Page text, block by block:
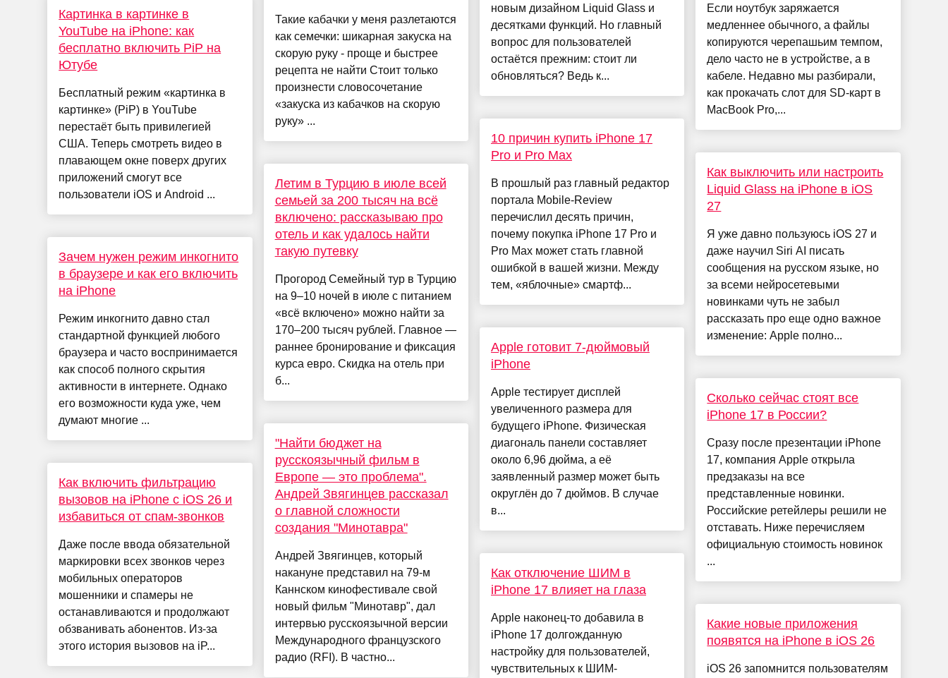
Картинка в картинке в
YouTube на iPhone: как
бесплатно включить PiP на
Ютубе
Бесплатный режим «картинка в
картинке» (PiP) в YouTube
перестаёт быть привилегией
США. Теперь смотреть видео в
плавающем окне поверх других
приложений смогут все
пользователи iOS и Android ...
Зачем нужен режим инкогнито
в браузере и как его включить
на iPhone
Режим инкогнито давно стал
стандартной функцией любого
браузера и часто воспринимается
как способ полного скрытия
активности в интернете. Однако
его возможности куда уже, чем
думают многие ...
Как включить фильтрацию
вызовов на iPhone с iOS 26 и
избавиться от спам-звонков
Даже после ввода обязательной
маркировки всех звонков через
мобильных операторов
мошенники и спамеры не
останавливаются и продолжают
обзванивать абонентов. Из-за
этого история вызовов на iP...
Такие кабачки у меня разлетаются
как семечки: шикарная закуска на
скорую руку - проще и быстрее
рецепта не найти Стоит только
произнести словосочетание
«закуска из кабачков на скорую
руку» ...
Летим в Турцию в июле всей
семьей за 200 тысяч на всё
включено: рассказываю про
отель и как удалось найти
такую путевку
Прогород Семейный тур в Турцию
на 9–10 ночей в июле с питанием
«всё включено» можно найти за
170–200 тысяч рублей. Главное —
раннее бронирование и фиксация
курса евро. Скидка на отель при
б...
"Найти бюджет на
русскоязычный фильм в
Европе — это проблема".
Андрей Звягинцев рассказал
о главной сложности
создания "Минотавра"
Андрей Звягинцев, который
накануне представил на 79-м
Каннском кинофестивале свой
новый фильм "Минотавр", дал
интервью русскоязычной версии
Международного французского
радио (RFI). В частно...
новым дизайном Liquid Glass и
десятками функций. Но главный
вопрос для пользователей
остаётся прежним: стоит ли
обновляться? Ведь к...
10 причин купить iPhone 17
Pro и Pro Max
В прошлый раз главный редактор
портала Mobile-Review
перечислил десять причин,
почему покупка iPhone 17 Pro и
Pro Max может стать главной
ошибкой в вашей жизни. Между
тем, «яблочные» смартф...
Apple готовит 7-дюймовый
iPhone
Apple тестирует дисплей
увеличенного размера для
будущего iPhone. Физическая
диагональ панели составляет
около 6,96 дюйма, а её
заявленный размер может быть
округлён до 7 дюймов. В случае
в...
Как отключение ШИМ в
iPhone 17 влияет на глаза
Apple наконец-то добавила в
iPhone 17 долгожданную
настройку для пользователей,
чувствительных к ШИМ-
Если ноутбук заряжается
медленнее обычного, а файлы
копируются черепашьим темпом,
дело часто не в устройстве, а в
кабеле. Недавно мы разбирали,
как прокачать слот для SD-карт в
MacBook Pro,...
Как выключить или настроить
Liquid Glass на iPhone в iOS
27
Я уже давно пользуюсь iOS 27 и
даже научил Siri AI писать
сообщения на русском языке, но
за всеми нейросетевыми
новинками чуть не забыл
рассказать про еще одно важное
изменение: Apple полно...
Сколько сейчас стоят все
iPhone 17 в России?
Сразу после презентации iPhone
17, компания Apple открыла
предзаказы на все
представленные новинки.
Российские ретейлеры решили не
отставать. Ниже перечисляем
официальную стоимость новинок
...
Какие новые приложения
появятся на iPhone в iOS 26
iOS 26 запомнится пользователям